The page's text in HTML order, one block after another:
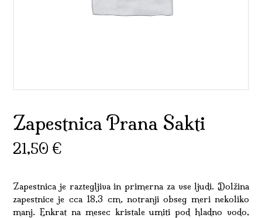
Zapestnica Prana Sakti
21,50 €
Zapestnica je raztegljiva in primerna za vse ljudi. Dolžina
zapestnice je cca 18,3 cm, notranji obseg meri nekoliko
manj. Enkrat na mesec kristale umiti pod hladno vodo,